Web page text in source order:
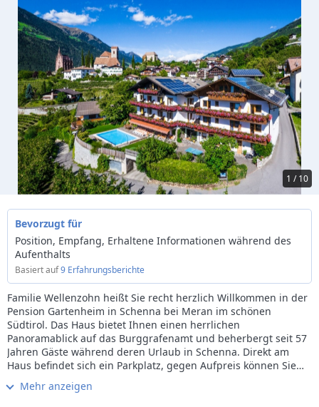
1 / 10
Familie Wellenzohn heißt Sie recht herzlich Willkommen in der
Pension Gartenheim in Schenna bei Meran im schönen
Südtirol. Das Haus bietet Ihnen einen herrlichen
Panoramablick auf das Burggrafenamt und beherbergt seit 57
Jahren Gäste während deren Urlaub in Schenna. Direkt am
Haus befindet sich ein Parkplatz, gegen Aufpreis können Sie
erwartet Sie morgens mit einem reichhaltigen
Mehr anzeigen
Bevorzugt für
Position, Empfang, Erhaltene Informationen während des
Aufenthalts
Basiert auf9 Erfahrungsberichte